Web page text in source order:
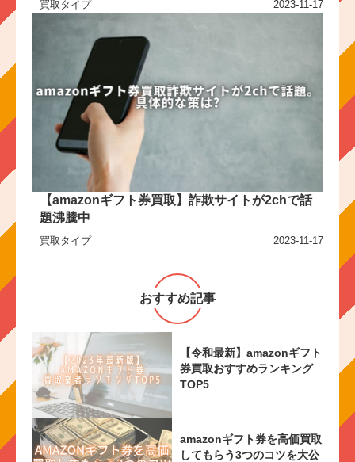
買取タイプ 2023-11-17
【amazonギフト券買取】詐欺サイトが2chで話
題沸騰中
買取タイプ 2023-11-17
おすすめ記事
【令和最新】amazonギフト
券買取おすすめランキング
TOP5
amazonギフト券を高価買取
してもらう3つのコツを大公